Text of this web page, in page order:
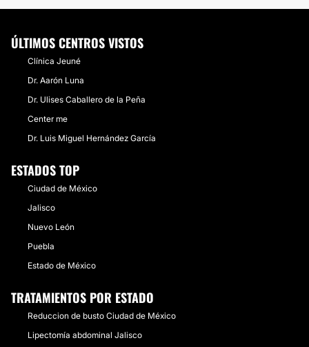
ÚLTIMOS CENTROS VISTOS
Clínica Jeuné
Dr. Aarón Luna
Dr. Ulises Caballero de la Peña
Center me
Dr. Luis Miguel Hernández García
ESTADOS TOP
Ciudad de México
Jalisco
Nuevo León
Puebla
Estado de México
TRATAMIENTOS POR ESTADO
Reduccion de busto Ciudad de México
Lipectomía abdominal Jalisco